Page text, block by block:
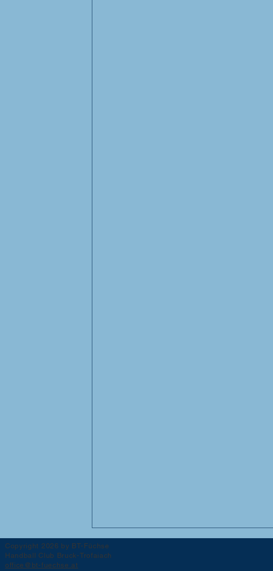
Copyright 2026 by BT-Füchse
Handball Club Bruck-Trofaiach
office@bt-fuechse.at